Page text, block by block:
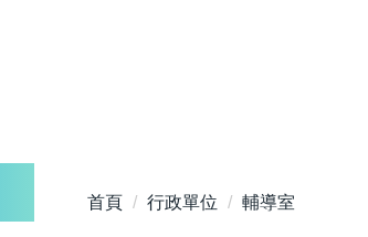
首頁 行政單位 輔導室